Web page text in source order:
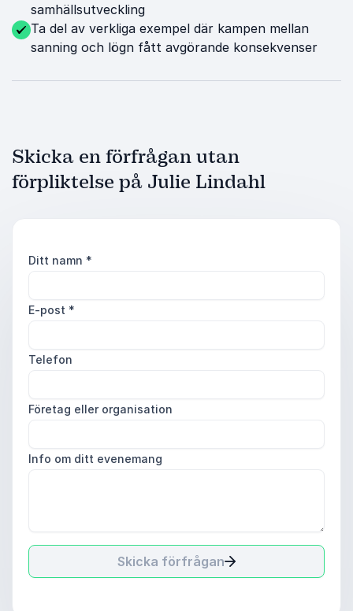
samhällsutveckling
Ta del av verkliga exempel där kampen mellan
sanning och lögn fått avgörande konsekvenser
Skicka en förfrågan utan
förpliktelse på Julie Lindahl
Ditt namn *
E-post *
Telefon
Företag eller organisation
Info om ditt evenemang
Skicka förfrågan